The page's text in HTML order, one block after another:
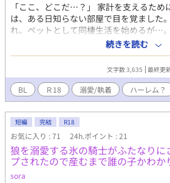
「ここ、どこだ…？」 家計を支えるため
は、ある日知らない部屋で目を覚ました
れ、ペットとして同棲生活を始めるが…
で！」 変態あり 「部屋に俺の盗撮写真貼
ーあり 「俺に首輪をつけないで！」 ヤ
あります。 苦手な方はご注意ください
受けです。 完全趣味です。 ※R18多めで
をつけています。
続きを読む
文字数 3,635 最終更
BL Ｒ18 溺愛/執着 ハーレム？
短編 完結 R18
お気に入り : 71 24h.ポイント : 21
狼を溺愛する氷の騎士がふたなりに
プされたので産むまで誰の子かわか
sora